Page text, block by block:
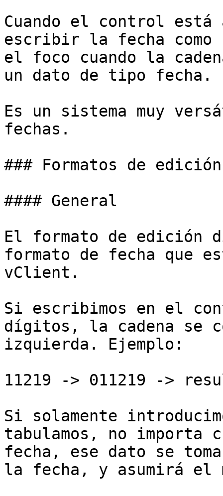
Cuando el control está
escribir la fecha como
el foco cuando la
un dato de tipo fecha.
Es un sistema muy
fechas.
### Formatos de
#### General
El formato de edición
formato de fecha que
vClient.
Si escribimos en el
dígitos, la cadena se
izquierda. Ejemplo:
11219 -> 011219 ->
Si solamente
tabulamos, no importa
fecha, ese dato se
la fecha, y asumirá el